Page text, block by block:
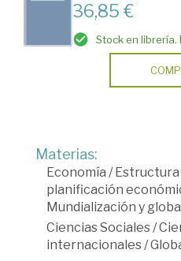
36,85 €
Stock en librería.
Materias:
Economía /
planificación
Mundialización y
Ciencias Sociales/
internacionales/